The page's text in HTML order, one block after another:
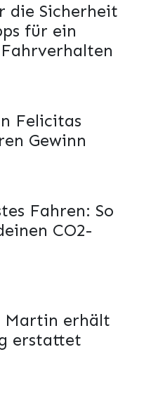
die Sicherheit
für ein
Felicitas
Gewinn
Fahren: So
CO2-
Martin erhält
erstattet